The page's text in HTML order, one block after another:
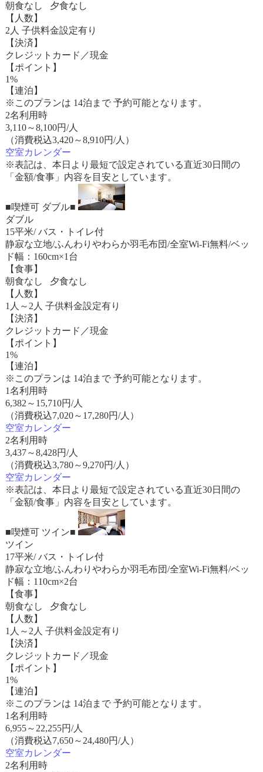
朝食なし 夕食なし
【人数】
2人 子供料金設定有り
【決済】
クレジットカード／現金
【ポイント】
1%
【連泊】
※このプランは 14泊まで 予約可能となります。
2名利用時
3,110～8,100円/人
（消費税込3,420～8,910円/人）
空室カレンダー
※表記は、本日より最短で設定されている直近30日間の
「金額/食事」内容を目安としています。
■喫煙可 ダブル■
ダブル
15平米/ バス・トイレ付
静寂な立地/ふんわりやわらか羽毛布団/全室Wi-Fi無料/ベッ
ド幅：160cm×1台
【食事】
朝食なし 夕食なし
【人数】
1人～2人 子供料金設定有り
【決済】
クレジットカード／現金
【ポイント】
1%
【連泊】
※このプランは 14泊まで 予約可能となります。
1名利用時
6,382 ～ 15,710円/人
（消費税込7,020～17,280円/人）
空室カレンダー
2名利用時
3,437～8,428円/人
（消費税込3,780～9,270円/人）
空室カレンダー
※表記は、本日より最短で設定されている直近30日間の
「金額/食事」内容を目安としています。
■喫煙可 ツイン■
ツイン
17平米/ バス・トイレ付
静寂な立地/ふんわりやわらか羽毛布団/全室Wi-Fi無料/ベッ
ド幅：110cm×2台
【食事】
朝食なし 夕食なし
【人数】
1人～2人 子供料金設定有り
【決済】
クレジットカード／現金
【ポイント】
1%
【連泊】
※このプランは 14泊まで 予約可能となります。
1名利用時
6,955～ 22,255円/人
（消費税込7,650～24,480円/人）
空室カレンダー
2名利用時